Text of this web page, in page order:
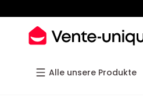
Alle unsere Produkte